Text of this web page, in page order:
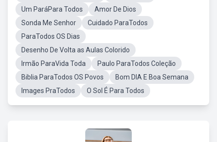
Um ParáPara Todos
Amor De Dios
Sonda Me Senhor
Cuidado ParaTodos
ParaTodos OS Dias
Desenho De Volta as Aulas Colorido
Irmão ParaVida Toda
Paulo ParaTodos Coleção
Biblia ParaTodos OS Povos
Bom DIA E Boa Semana
Images PraTodos
O Sol É Para Todos